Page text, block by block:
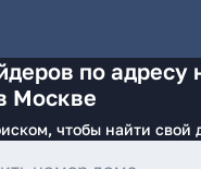
по адресу
Москве
чтобы найти свой